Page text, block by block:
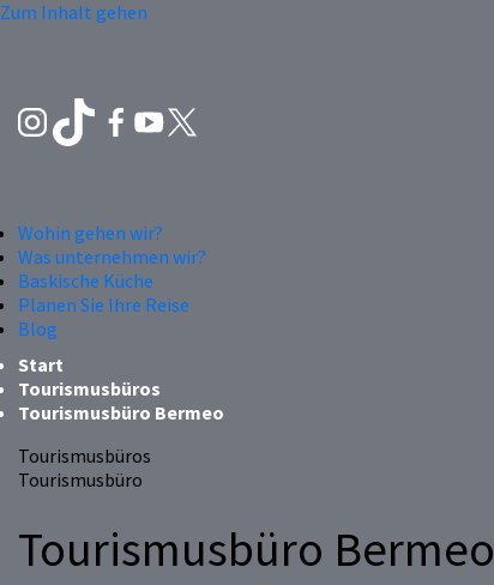
Zum Inhalt gehen
Wohin gehen wir?
Was unternehmen wir?
Baskische Küche
Planen Sie Ihre Reise
Blog
Start
Tourismusbüros
Tourismusbüro Bermeo
Tourismusbüros
Tourismusbüro
Tourismusbüro Bermeo